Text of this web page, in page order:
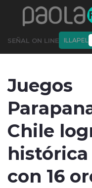
Click acá para ir
SEÑAL ON LINE ILLAPEL
modo
Juegos
Chile
con 16